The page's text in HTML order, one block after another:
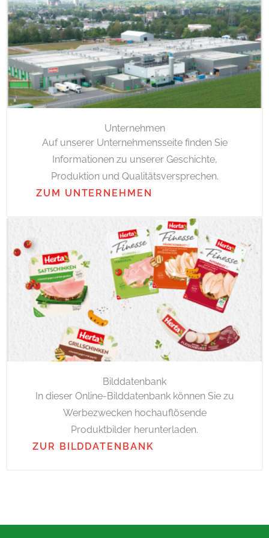
Unternehmen
Auf unserer Unternehmensseite finden Sie
Informationen zu unserer Geschichte,
Produktion und Qualitätsversprechen.
ZUM UNTERNEHMEN
Bilddatenbank
In dieser Online-Bilddatenbank können Sie zu
Werbezwecken hochauflösende
Produktbilder herunterladen.
ZUR BILDDATENBANK